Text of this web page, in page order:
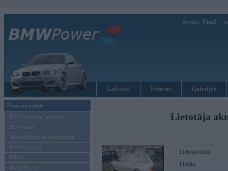
Sveiks, Viesi!
Galvenā Forums Galerijas
Ziņas un raksti
BMW modeļu jaunumi
BMW testi
Tehnoloģijas & sasniegumi
BMW Latvijā
MINI
Rolls-Royce
Lietotāja
Lietotājvārds:
Pilsēta: